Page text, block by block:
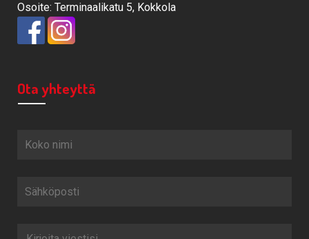
Osoite: Terminaalikatu 5, Kokkola
Ota yhteyttä